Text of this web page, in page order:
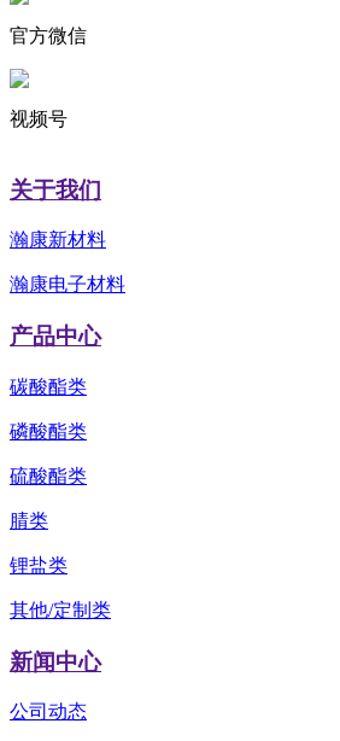
官方微信
视频号
关于我们
瀚康新材料
瀚康电子材料
产品中心
碳酸酯类
磷酸酯类
硫酸酯类
腈类
锂盐类
其他/定制类
新闻中心
公司动态